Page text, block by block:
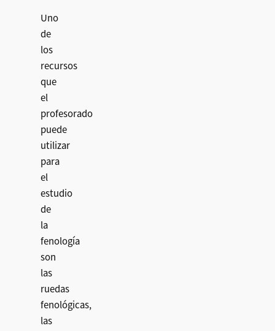
Uno
de
los
recursos
que
el
profesorado
puede
utilizar
para
el
estudio
de
la
fenología
son
las
ruedas
fenológicas,
las